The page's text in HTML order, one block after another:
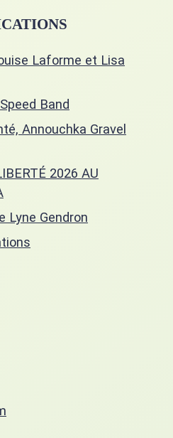
Laforme et Lisa
Band
Annouchka Gravel
2026 AU
Lyne Gendron